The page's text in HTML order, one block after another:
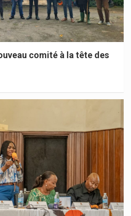
comité à la tête des